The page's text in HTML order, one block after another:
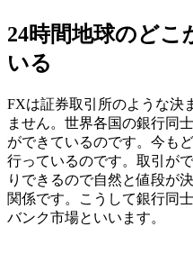
24時間地球のどこ
いる
FXは証券取引所のような決
ません。世界各国の銀行同
ができているのです。今も
行っているのです。取引が
りできるので自然と値段が
関係です。こうして銀行同
バンク市場といいます。